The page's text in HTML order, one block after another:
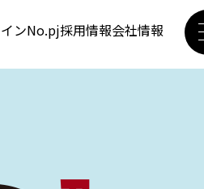
ンNo.pj採用情報会社情報